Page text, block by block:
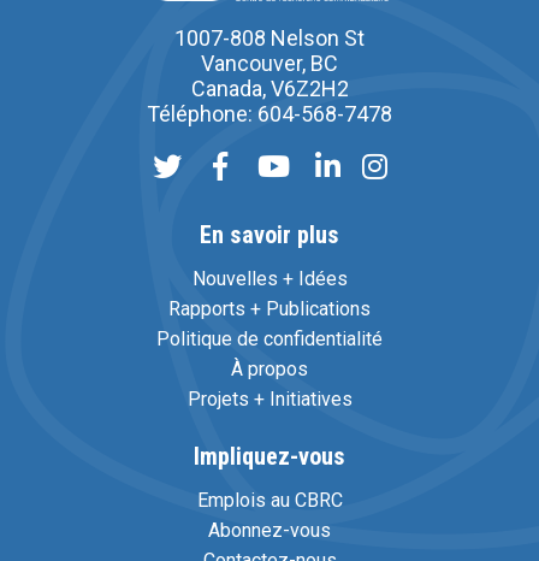
1007-808 Nelson St
Vancouver, BC
Canada, V6Z2H2
Téléphone: 604-568-7478
En savoir plus
Nouvelles + Idées
Rapports + Publications
Politique de confidentialité
À propos
Projets + Initiatives
Impliquez-vous
Emplois au CBRC
Abonnez-vous